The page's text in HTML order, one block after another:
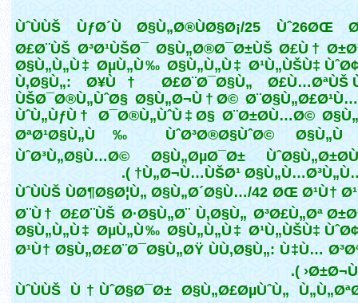
ÙˆÙÙŠ ÙƒØ´Ù Ø§Ù„Ø®ÙØ§Ø¡/25 Ùˆ26ØŒ
Ø£Ø¨ÙŠ Ø³Ø¹ÙŠØ¯ Ø§Ù„Ø®Ø¯Ø±ÙŠ Ø£Ù†
Ø§Ù„Ù„Ù‡ ØµÙ„Ù‰ Ø§Ù„Ù„Ù‡ Ø¹Ù„ÙŠÙ‡
Ù‚Ø§Ù„: Ø¥Ù† Ø£Ø¨Ø¯Ø§Ù„ Ø£Ù…ØªÙŠ
ÙŠØ¯Ø®Ù„ÙˆØ§ Ø§Ù„Ø¬Ù†Ø©
ÙˆÙ„ÙƒÙ† Ø¯Ø®Ù„ÙˆÙ‡Ø§ Ø¨Ø±Ø­Ù…Ø©
ØªØ¹Ø§Ù„Ù‰ ÙˆØ³Ø®Ø§ÙˆØ©
ÙˆØ³Ù„Ø§Ù…Ø© Ø§Ù„ØµØ¯Ø±
Ù„Ø¬Ù…ÙŠØ¹
ÙˆÙÙŠ ÙØ¶Ø§Ø¦Ù„ Ø§Ù„Ø´Ø§Ù…/42 ØŒ Ø¹Ù†
Ø¨Ù† Ø£Ø¨ÙŠ Ø·Ø§Ù„Ø¨ Ù‚Ø§Ù„ Ø³Ø£Ù„Øª
Ø§Ù„Ù„Ù‡ ØµÙ„Ù‰ Ø§Ù„Ù„Ù‡ Ø¹Ù„ÙŠÙ‡
Ø¹Ù† Ø§Ù„Ø£Ø¨Ø¯Ø§Ù„ØŸ ÙÙ‚Ø§Ù„: Ù‡Ù…
ÙˆÙÙŠ Ù†ÙˆØ§Ø¯Ø± Ø§Ù„Ø£ØµÙˆÙ„